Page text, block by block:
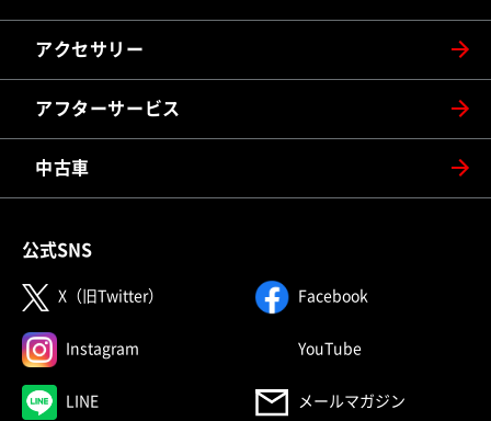
アクセサリー
アフターサービス
中古車
公式SNS
X（旧Twitter） （別ウィンドウで開く）Facebook（別ウィンドウ
Instagram （別ウィンドウで開く）YouTube（別ウィンドウで
LINE（別ウィンドウで開く） メールマガジン